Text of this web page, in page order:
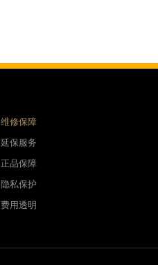
维修保障
延保服务
正品保障
隐私保护
费用透明